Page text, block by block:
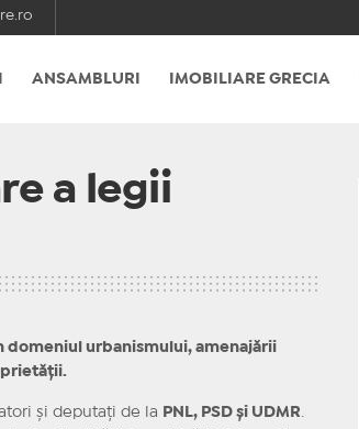
ANSAMBLURI IMOBILIARE GRECIA
a legii
domeniul urbanismului, amenajării
și deputați de la PNL, PSD și UDMR